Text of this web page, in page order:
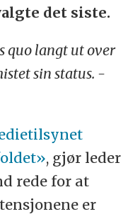
det siste.
quo langt ut over
sin status. -
, gjør leder
rede for at
er